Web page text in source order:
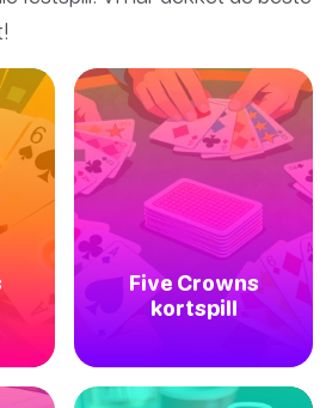
Five Crowns
kortspill